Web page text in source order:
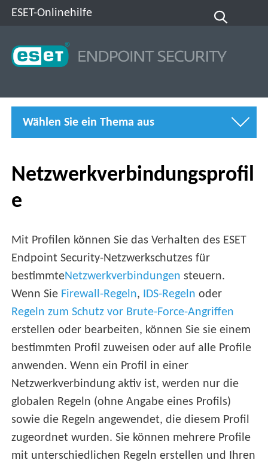
ESET-Onlinehilfe
Wählen Sie ein Thema aus
Netzwerkverbindungsprofil
e
Mit Profilen können Sie das Verhalten des ESET
Endpoint Security-Netzwerkschutzes für
bestimmteNetzwerkverbindungen steuern.
Wenn Sie Firewall-Regeln, IDS-Regeln oder
Regeln zum Schutz vor Brute-Force-Angriffen
erstellen oder bearbeiten, können Sie sie einem
bestimmten Profil zuweisen oder auf alle Profile
anwenden. Wenn ein Profil in einer
Netzwerkverbindung aktiv ist, werden nur die
globalen Regeln (ohne Angabe eines Profils)
sowie die Regeln angewendet, die diesem Profil
zugeordnet wurden. Sie können mehrere Profile
mit unterschiedlichen Regeln erstellen und Ihren